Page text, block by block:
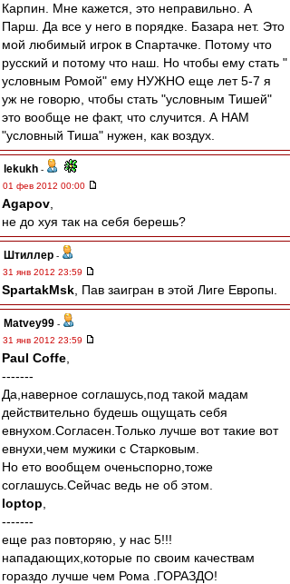
Карпин. Мне кажется, это неправильно. А
Парш. Да все у него в порядке. Базара нет. Это
мой любимый игрок в Спартачке. Потому что
русский и потому что наш. Но чтобы ему стать "
условным Ромой" ему НУЖНО еще лет 5-7 я
уж не говорю, чтобы стать "условным Тишей"
это вообще не факт, что случится. А НАМ
"условный Тиша" нужен, как воздух.
lekukh -
01 фев 2012 00:00
Agapov
не до хуя так на себя берешь?
Штиллер -
31 янв 2012 23:59
SpartakMsk , Пав заигран в этой Лиге Европы.
Matvey99 -
31 янв 2012 23:59
Paul Coffe
-------
Да,наверное соглашусь,под такой мадам
действительно будешь ощущать себя
евнухом.Согласен.Только лучше вот такие вот
евнухи,чем мужики с Старковым.
Но ето вообщем оченьспорно,тоже
соглашусь.Сейчас ведь не об этом.
loptop
-------
еще раз повторяю, у нас 5!!!
нападающих,которые по своим качествам
гораздо лучше чем Рома .ГОРАЗДО!